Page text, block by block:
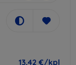
13,42 €/kpl